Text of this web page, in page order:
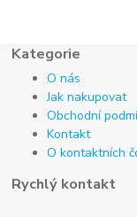
Kategorie
O nás
Jak nakupovat
Obchodní
Kontakt
O kontaktních
Rychlý kontakt